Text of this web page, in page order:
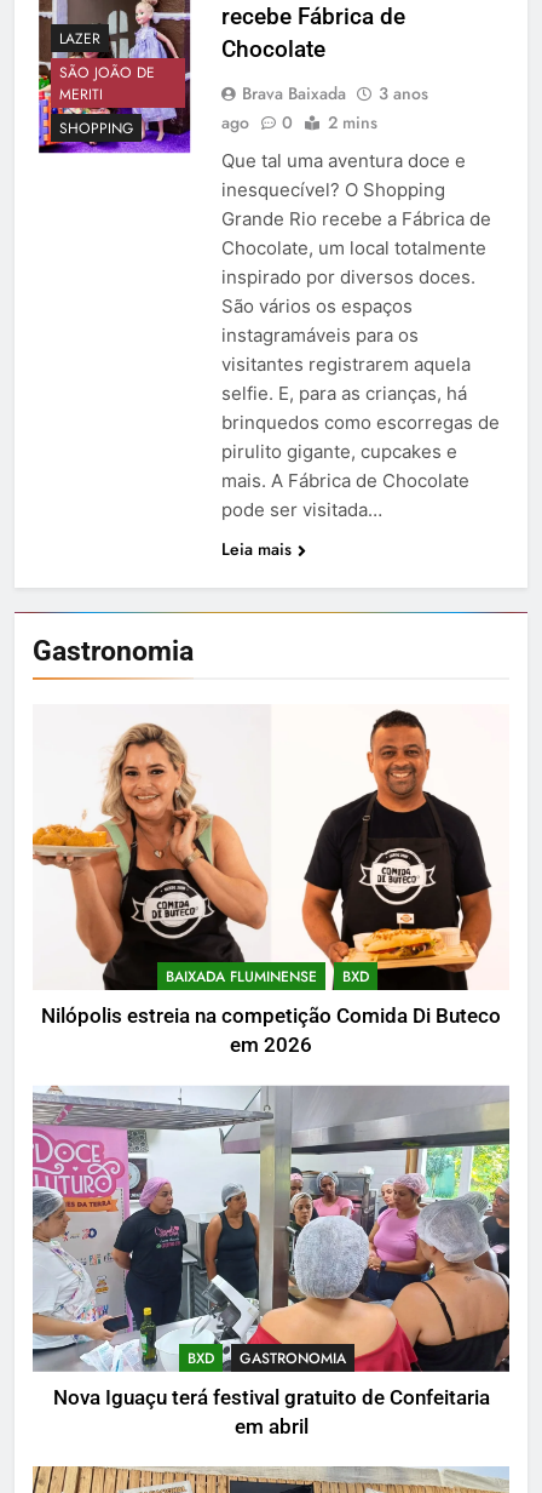
Gastronomia
BAIXADA FLUMINENSE BXD
Nilópolis estreia na competição Comida Di Buteco
em 2026
BXD GASTRONOMIA
Nova Iguaçu terá festival gratuito de Confeitaria
em abril
LAZER
SÃO JOÃO DE
MERITI
SHOPPING
recebe Fábrica de
Chocolate
Brava Baixada
3 anos
ago
0 2 mins
Que tal uma aventura doce e
inesquecível? O Shopping
Grande Rio recebe a Fábrica de
Chocolate, um local totalmente
inspirado por diversos doces.
São vários os espaços
instagramáveis para os
visitantes registrarem aquela
selfie. E, para as crianças, há
brinquedos como escorregas de
pirulito gigante, cupcakes e
mais. A Fábrica de Chocolate
pode ser visitada…
Leia mais